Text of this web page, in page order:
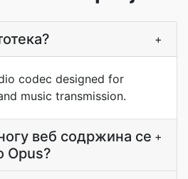
+
codec designed for
music transmission.
веб содржина се
Opus?
+